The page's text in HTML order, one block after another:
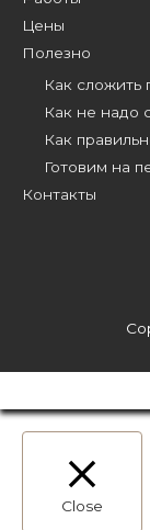
Цены
Полезно
Как сложить
Как не надо
Как
Готовим на
Контакты
Close